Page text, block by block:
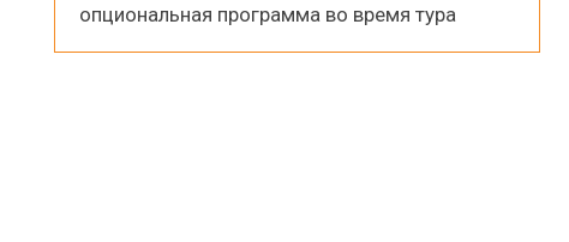
опциональная программа во время тура